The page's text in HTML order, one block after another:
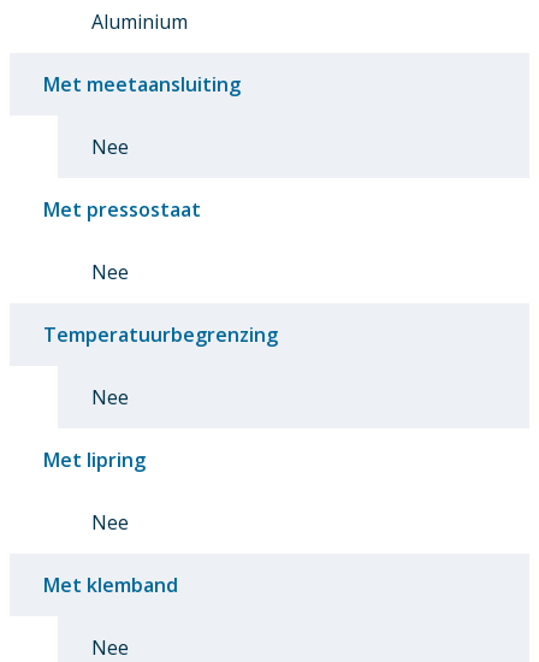
Aluminium
Met meetaansluiting
Nee
Met pressostaat
Nee
Temperatuurbegrenzing
Nee
Met lipring
Nee
Met klemband
Nee